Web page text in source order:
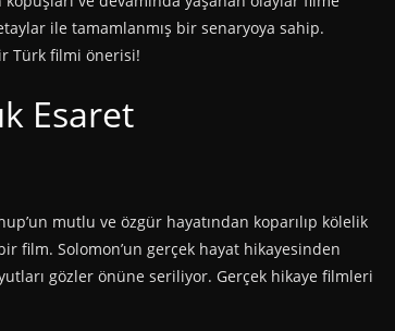
ile tamamlanmış bir senaryoya sahip.
Türk filmi önerisi!
Esaret
mutlu ve özgür hayatından koparılıp kölelik
film. Solomon’un gerçek hayat hikayesinden
gözler önüne seriliyor. Gerçek hikaye filmleri